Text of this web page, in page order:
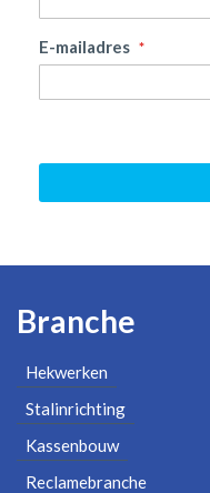
E-mailadres
Branche
Hekwerken
Stalinrichting
Kassenbouw
Reclamebranche